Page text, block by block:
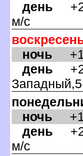
день
м/с
ночь
день
ночь
день
м/с